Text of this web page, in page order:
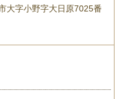
大字小野字大日原7025番